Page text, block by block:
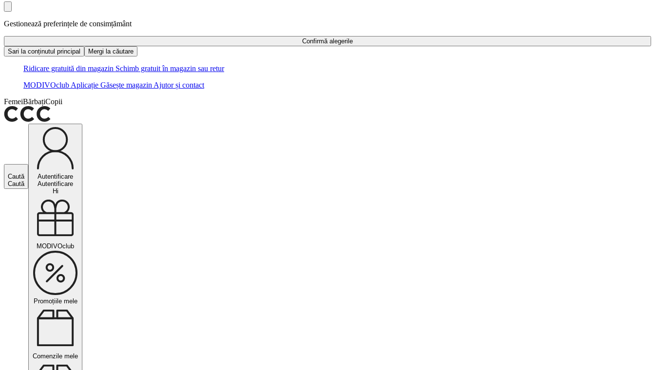
Gestionează preferințele de consimțământ
Confirmă alegerile
Sari la conținutul principal
Mergi la căutare
Ridicare gratuită din magazin Schimb gratuit în magazin sau retur
MODIVOclub Aplicație Găsește magazin Ajutor și contact
FemeiBărbațiCopii
Caută
Caută
Autentificare
Autentificare
Hi
MODIVOclub
Promoțiile mele
Comenzile mele